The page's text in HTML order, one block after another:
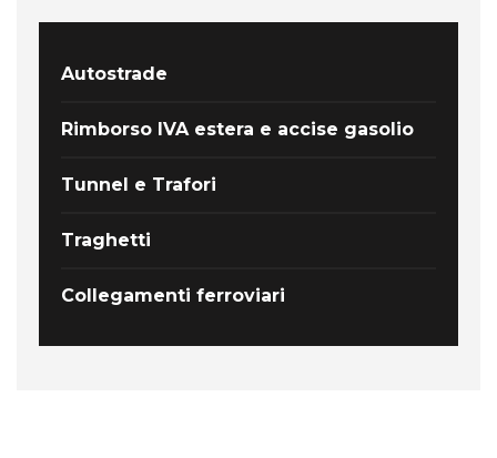
Autostrade
Rimborso IVA estera e accise gasolio
Tunnel e Trafori
Traghetti
Collegamenti ferroviari